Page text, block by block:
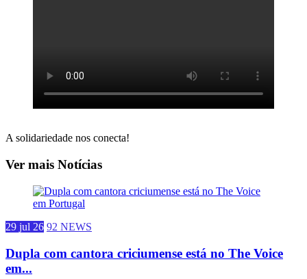
A solidariedade nos conecta!
Ver mais Notícias
29 jul 26 92 NEWS
Dupla com cantora criciumense está no The Voice
em...